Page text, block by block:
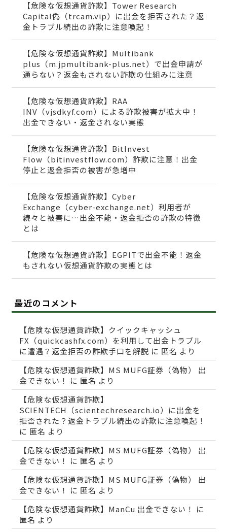
【危険な仮想通貨詐欺】Tower Research
Capital偽（trcam.vip）に出金を拒否された？返
金トラブル続出の詐欺に注意喚起！
【危険な仮想通貨詐欺】Multibank
plus（m.jpmultibank-plus.net）で出金申請が
通らない？返金もされない詐欺の仕組みに注意
【危険な仮想通貨詐欺】RAA
INV（vjsdkyf.com）による詐欺被害が拡大中！
出金できない・返金されない実態
【危険な仮想通貨詐欺】BitInvest
Flow（bitinvestflow.com）詐欺に注意！出金
停止と返金拒否の被害が急増中
【危険な仮想通貨詐欺】Cyber
Exchange（cyber-exchange.net）利用者が
続々と被害に…出金不能・返金拒否の詐欺の特徴
とは
【危険な仮想通貨詐欺】EGPITで出金不能！返金
もされない仮想通貨詐欺の実態とは
最近のコメント
【危険な仮想通貨詐欺】クイックキャッシュ
FX（quickcashfx.com）を利用して出金トラブル
に遭遇？返金拒否の詐欺手口を解説 に 匿名 より
【危険な仮想通貨詐欺】MS MUFG証券（偽物） 出
金できない！
に 匿名 より
【危険な仮想通貨詐欺】
SCIENTECH（scientechresearch.io）に出金を
拒否された？返金トラブル続出の詐欺に注意喚起！
に 匿名 より
【危険な仮想通貨詐欺】MS MUFG証券（偽物） 出
金できない！
に 匿名 より
【危険な仮想通貨詐欺】MS MUFG証券（偽物） 出
金できない！
に 匿名 より
【危険な仮想通貨詐欺】ManCu 出金できない！
に
匿名 より